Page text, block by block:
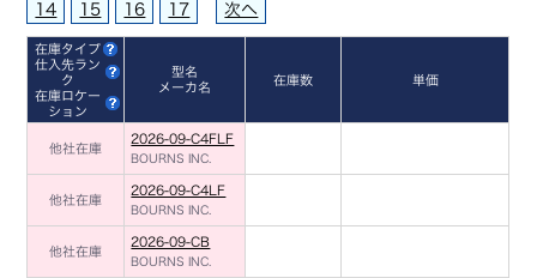
14
15 16 17 次へ
在庫タイプ
仕入先ラン
ク
在庫ロケー
ション
型名
メーカ名
在庫数 単価
他社在庫
2026-09-C4FLF
BOURNS INC.
他社在庫
2026-09-C4LF
BOURNS INC.
他社在庫
2026-09-CB
BOURNS INC.